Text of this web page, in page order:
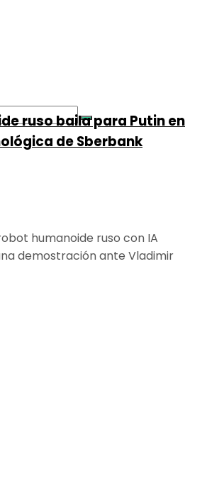
ruso baila para Putin en
de Sberbank
humanoide ruso con IA
demostración ante Vladimir